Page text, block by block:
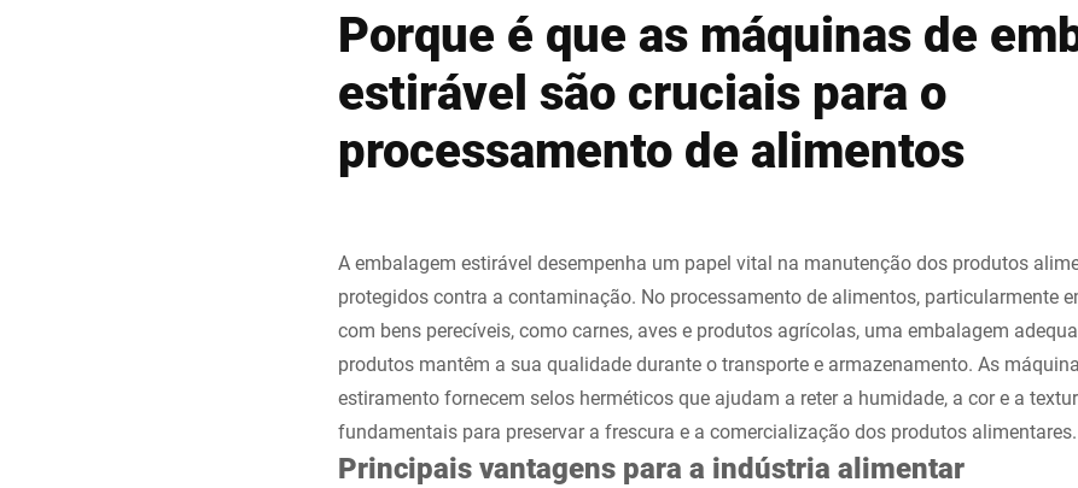
Porque é que as máquinas de
estirável são cruciais para o
processamento de alimentos
A embalagem estirável desempenha um papel vital na manutenção dos produtos
protegidos contra a contaminação. No processamento de alimentos, particularmente
com bens perecíveis, como carnes, aves e produtos agrícolas, uma embalagem
produtos mantêm a sua qualidade durante o transporte e armazenamento. As
estiramento fornecem selos herméticos que ajudam a reter a humidade, a cor e a
fundamentais para preservar a frescura e a comercialização dos produtos alimentares.
Principais vantagens para a indústria alimentar